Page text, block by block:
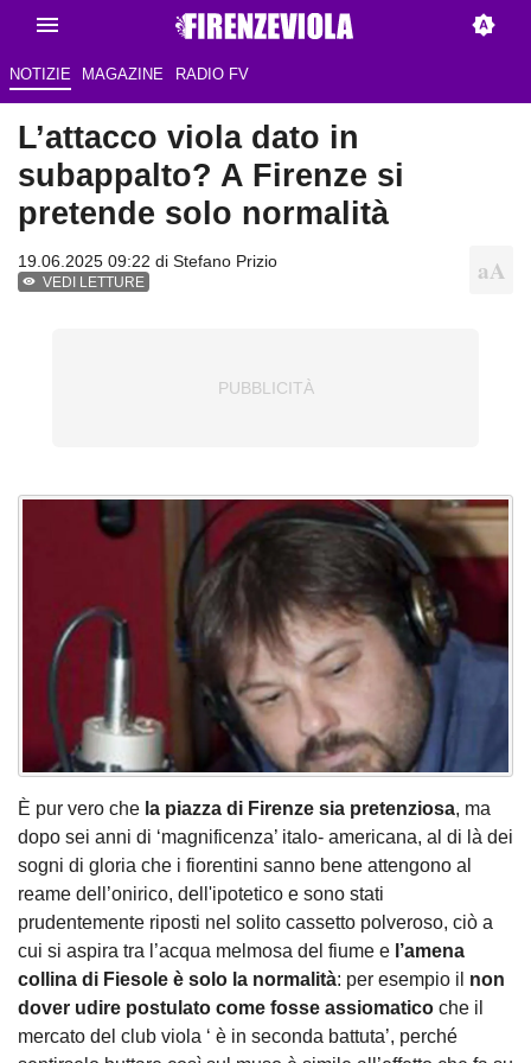
NOTIZIE MAGAZINE RADIO FV
L’attacco viola dato in
subappalto? A Firenze si
pretende solo normalità
19.06.2025 09:22 di Stefano Prizio
VEDI LETTURE
È pur vero che la piazza di Firenze sia pretenziosa, ma
dopo sei anni di ‘magnificenza’ italo- americana, al di là dei
sogni di gloria che i fiorentini sanno bene attengono al
reame dell’onirico, dell'ipotetico e sono stati
prudentemente riposti nel solito cassetto polveroso, ciò a
cui si aspira tra l’acqua melmosa del fiume e l’amena
collina di Fiesole è solo la normalità: per esempio il non
dover udire postulato come fosse assiomatico che il
mercato del club viola ‘ è in seconda battuta’, perché